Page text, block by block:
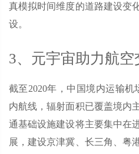
真模拟时间维度的道路建设变
设。
3、元宇宙助力航
截至2020年，中国境内运输机
内航线，辐射面积已覆盖境内
通基础设施建设将主要集中在
展，建设京津冀、长三角、粤